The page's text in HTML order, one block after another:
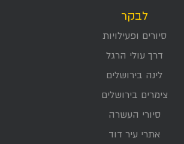
לבקר
סיורים ופעילויות
דרך עולי הרגל
לינה בירושלים
צימרים בירושלים
סיורי העשרה
אתרי עיר דוד